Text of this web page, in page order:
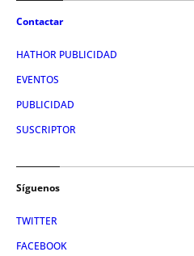
Contactar
HATHOR PUBLICIDAD
EVENTOS
PUBLICIDAD
SUSCRIPTOR
Síguenos
TWITTER
FACEBOOK